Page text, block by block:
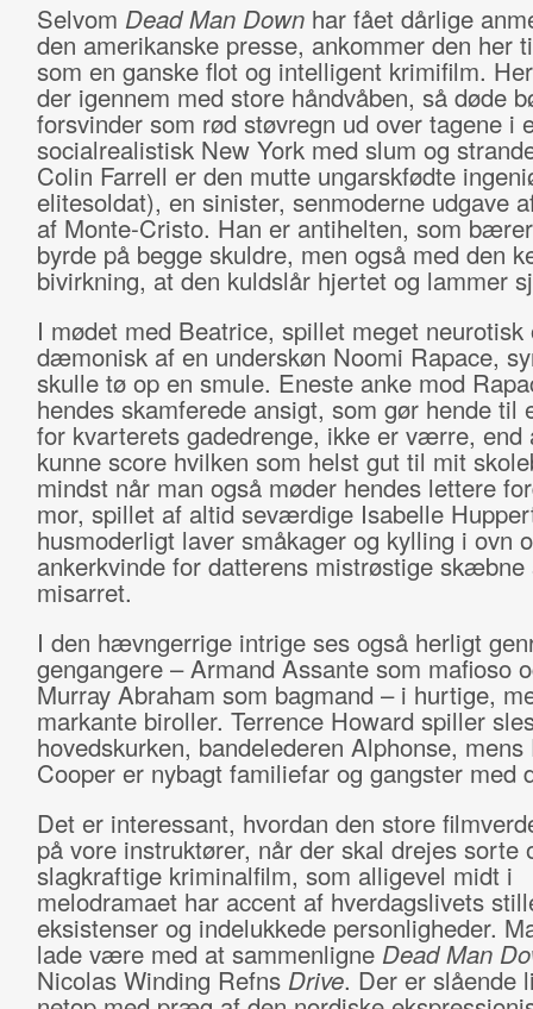
Selvom Dead Man Downhar fået dårlige
den amerikanske presse, ankommer den her
som en ganske flot og intelligent krimifilm.
der igennem med store håndvåben, så døde
forsvinder som rød støvregn ud over tagene i
socialrealistisk New York med slum og
Colin Farrell er den mutte ungarskfødte
elitesoldat), en sinister, senmoderne udgave
af Monte-Cristo. Han er antihelten, som
byrde på begge skuldre, men også med den
bivirkning, at den kuldslår hjertet og lammer
I mødet med Beatrice, spillet meget neurotisk
dæmonisk af en underskøn Noomi Rapace,
skulle tø op en smule. Eneste anke mod
hendes skamferede ansigt, som gør hende til
for kvarterets gadedrenge, ikke er værre, end
kunne score hvilken som helst gut til mit
mindst når man også møder hendes lettere
mor, spillet af altid seværdige Isabelle
husmoderligt laver småkager og kylling i ovn
ankerkvinde for datterens mistrøstige skæbne
misarret.
I den hævngerrige intrige ses også herligt
gengangere – Armand Assante som mafioso
Murray Abraham som bagmand – i hurtige,
markante biroller. Terrence Howard spiller
hovedskurken, bandelederen Alphonse,
Cooper er nybagt familiefar og gangster med
Det er interessant, hvordan den store
på vore instruktører, når der skal drejes sorte
slagkraftige kriminalfilm, som alligevel midt i
melodramaet har accent af hverdagslivets
eksistenser og indelukkede personligheder.
lade være med at sammenligne Dead Man
Nicolas Winding Refns Drive. Der er slående